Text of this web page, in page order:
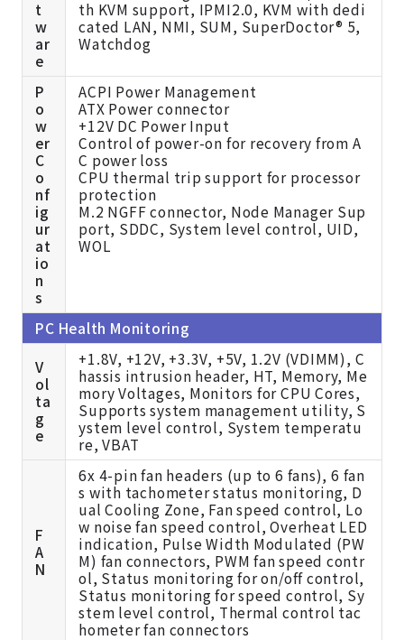
t
w
ar
e
th KVM support, IPMI2.0, KVM with dedi
cated LAN, NMI, SUM, SuperDoctor® 5,
Watchdog
P
o
w
er
C
o
nf
ig
ur
at
io
n
s
ACPI Power Management
ATX Power connector
+12V DC Power Input
Control of power-on for recovery from A
C power loss
CPU thermal trip support for processor
protection
M.2 NGFF connector, Node Manager Sup
port, SDDC, System level control, UID,
WOL
PC Health Monitoring
V
ol
ta
g
e
+1.8V, +12V, +3.3V, +5V, 1.2V (VDIMM), C
hassis intrusion header, HT, Memory, Me
mory Voltages, Monitors for CPU Cores,
Supports system management utility, S
ystem level control, System temperatu
re, VBAT
F
A
N
6x 4-pin fan headers (up to 6 fans), 6 fan
s with tachometer status monitoring, D
ual Cooling Zone, Fan speed control, Lo
w noise fan speed control, Overheat LED
indication, Pulse Width Modulated (PW
M) fan connectors, PWM fan speed contr
ol, Status monitoring for on/off control,
Status monitoring for speed control, Sy
stem level control, Thermal control tac
hometer fan connectors